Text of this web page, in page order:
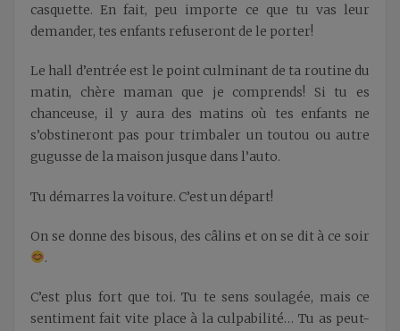
casquette. En fait, peu importe ce que tu vas leur
demander, tes enfants refuseront de le porter!
Le hall d’entrée est le point culminant de ta routine du
matin, chère maman que je comprends! Si tu es
chanceuse, il y aura des matins où tes enfants ne
s’obstineront pas pour trimbaler un toutou ou autre
gugusse de la maison jusque dans l’auto.
Tu démarres la voiture. C’est un départ!
On se donne des bisous, des câlins et on se dit à ce soir
.
C’est plus fort que toi. Tu te sens soulagée, mais ce
sentiment fait vite place à la culpabilité… Tu as peut-